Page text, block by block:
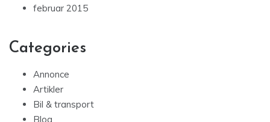
februar 2015
Categories
Annonce
Artikler
Bil & transport
Blog